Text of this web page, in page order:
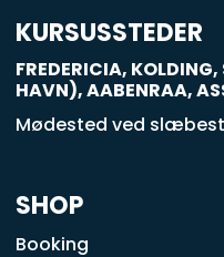
q
u
a
r
KURSUSSTEDER
FREDERICIA,
HAVN), AABENRAA,
Mødested ved
SHOP
Booking